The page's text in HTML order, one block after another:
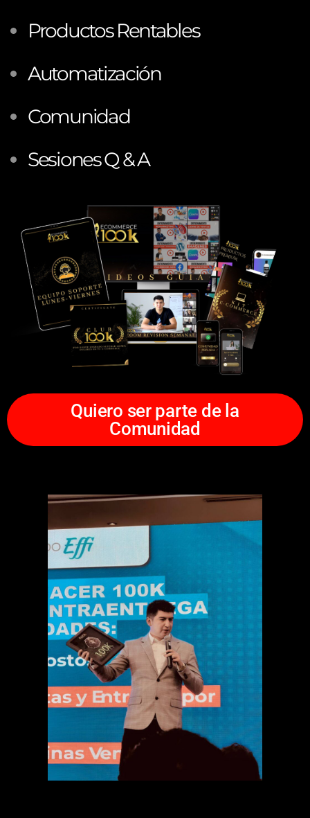
Productos Rentables
Automatización
Comunidad
Sesiones Q & A
Quiero ser parte de la
Comunidad